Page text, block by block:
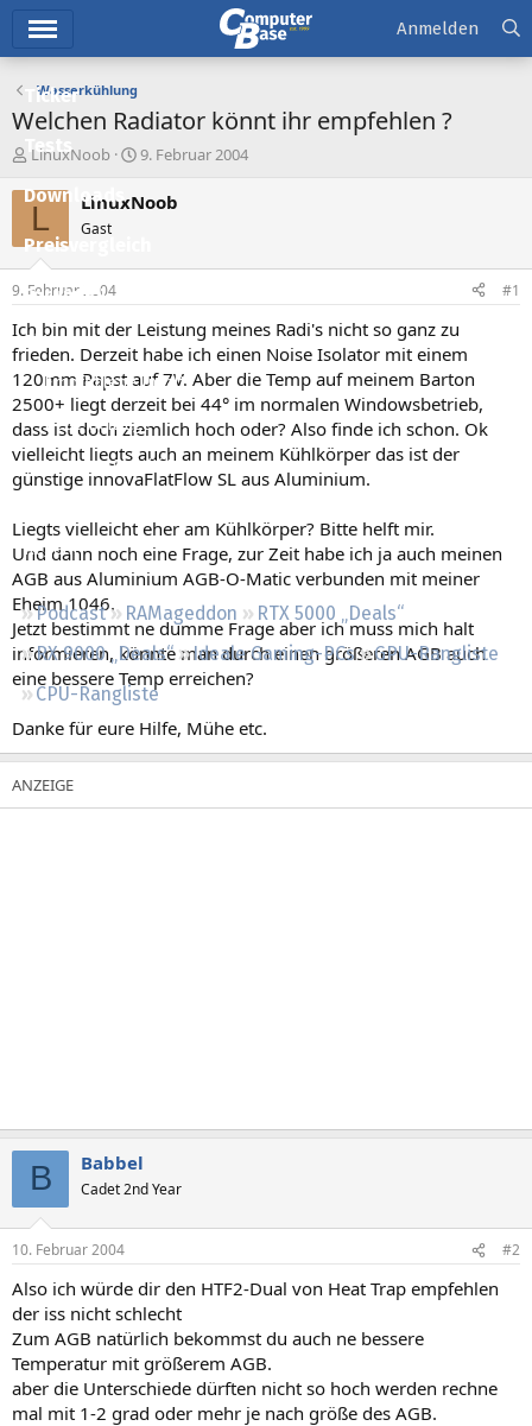
Ticker
Tests
Downloads
Preisvergleich
Forum
Aktuelles
Empfohlene Inhalte
Neue Beiträge
Neueste Aktivitäten
Regeln
Podcast RAMageddon
RTX 5000 „Deals“
RX 9000 „Deals“
Ideale Gaming-PCs
GPU-Rangliste
CPU-Rangliste
Anmelden
Wasserkühlung
Welchen Radiator könnt ihr empfehlen ?
E
s
e
l
e
r
LinuxNoob
E
s
t
a
m
9. Februar 2004
L LinuxNoob
Gast
9. Februar 2004 #1
Ich bin mit der Leistung meines Radi's nicht so ganz zu
frieden. Derzeit habe ich einen Noise Isolator mit einem
120mm Papst auf 7V. Aber die Temp auf meinem Barton
2500+ liegt derzeit bei 44° im normalen Windowsbetrieb,
dass ist doch ziemlich hoch oder? Also finde ich schon. Ok
vielleicht liegts auch an meinem Kühlkörper das ist der
günstige innovaFlatFlow SL aus Aluminium.
Liegts vielleicht eher am Kühlkörper? Bitte helft mir.
Und dann noch eine Frage, zur Zeit habe ich ja auch meinen
AGB aus Aluminium AGB-O-Matic verbunden mit meiner
Eheim 1046.
Jetzt bestimmt ne dumme Frage aber ich muss mich halt
informieren, könnte man durch einen größeren AGB auch
eine bessere Temp erreichen?
Danke für eure Hilfe, Mühe etc.
B Babbel
Cadet 2nd Year
10. Februar 2004 #2
Also ich würde dir den HTF2-Dual von Heat Trap empfehlen
der iss nicht schlecht
Zum AGB natürlich bekommst du auch ne bessere
Temperatur mit größerem AGB.
aber die Unterschiede dürften nicht so hoch werden rechne
mal mit 1-2 grad oder mehr je nach größe des AGB.